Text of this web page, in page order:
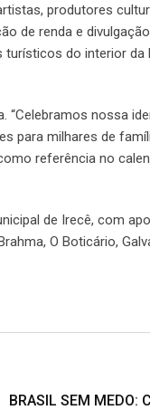
produtores
de renda e
do interior da
nossa
para milhares de
referência no
de Irecê, com
O Boticário,
BRASIL SEM MEDO: